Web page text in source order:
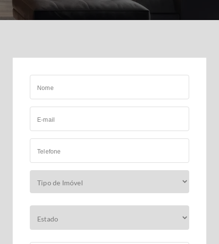
Nome
E-mail
Telefone